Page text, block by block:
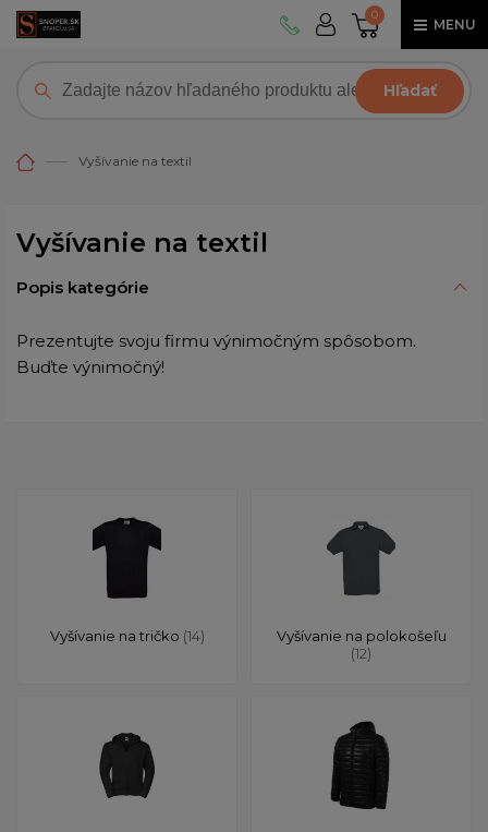
0
MENU
Hľadať
Vyšívanie na textil
Vyšívanie na textil
Popis kategórie
Prezentujte svoju firmu výnimočným spôsobom.
Buďte výnimočný!
Vyšívanie na tričko (14)
Vyšívanie na polokošeľu
(12)